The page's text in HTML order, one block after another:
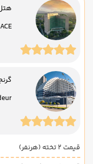
قیمت 2 تخته (هرنفر)